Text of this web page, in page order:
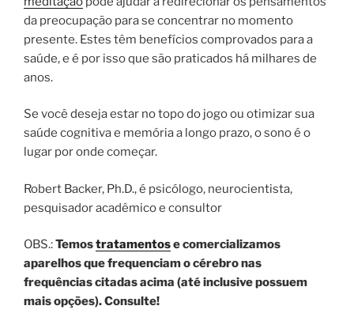
da preocupação para se concentrar no momento
presente. Estes têm benefícios comprovados para a
saúde, e é por isso que são praticados há milhares de
anos.
Se você deseja estar no topo do jogo ou otimizar sua
saúde cognitiva e memória a longo prazo, o sono é o
lugar por onde começar.
Robert Backer, Ph.D., é psicólogo, neurocientista,
pesquisador acadêmico e consultor
OBS.:Temostratamentose comercializamos
aparelhos que frequenciam o cérebro nas
frequências citadas acima (até inclusive possuem
mais opções). Consulte!